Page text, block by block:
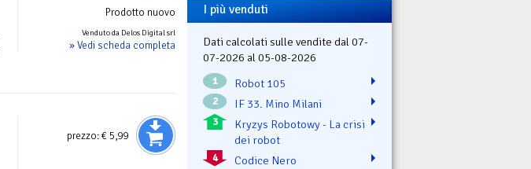
Prodotto nuovo
Venduto da Delos Digital srl
» Vedi scheda completa
prezzo:€ 5,99
I più venduti
Dati calcolati sulle vendite dal 07-
07-2026 al 05-08-2026
1 Robot 105
2 IF 33. Mino Milani
3
Kryzys Robotowy - La crisi
dei robot
4 Codice Nero